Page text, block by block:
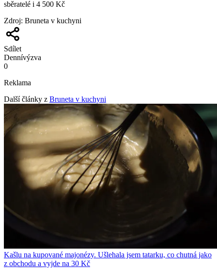
sběratelé i 4 500 Kč
Zdroj: Bruneta v kuchyni
Sdílet
Dennívýzva
0
Reklama
Další články z Bruneta v kuchyni
Kašlu na kupované majonézy. Ušlehala jsem tatarku, co chutná jako
z obchodu a vyjde na 30 Kč